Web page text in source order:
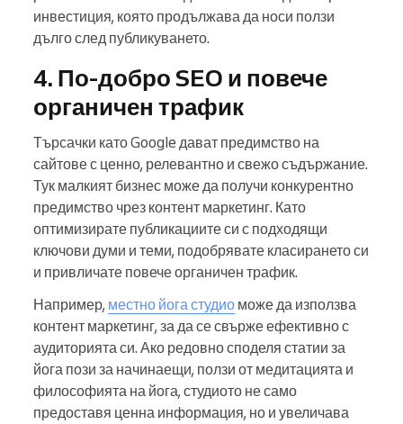
инвестиция, която продължава да носи ползи
дълго след публикуването.
4. По-добро SEO и повече
органичен трафик
Търсачки като Google дават предимство на
сайтове с ценно, релевантно и свежо съдържание.
Тук малкият бизнес може да получи конкурентно
предимство чрез контент маркетинг. Като
оптимизирате публикациите си с подходящи
ключови думи и теми, подобрявате класирането си
и привличате повече органичен трафик.
Например, местно йога студио може да използва
контент маркетинг, за да се свърже ефективно с
аудиторията си. Ако редовно споделя статии за
йога пози за начинаещи, ползи от медитацията и
философията на йога, студиото не само
предоставя ценна информация, но и увеличава